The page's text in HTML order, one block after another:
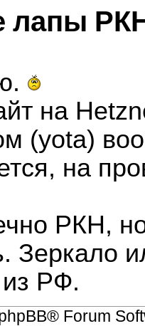
лапы
на
(yota)
на
РКН,
Зеркало
из РФ.
® Forum